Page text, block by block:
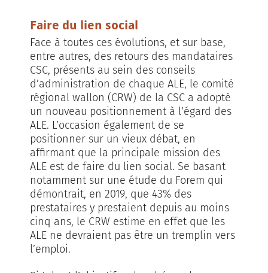
Faire du lien social
Face à toutes ces évolutions, et sur base,
entre autres, des retours des mandataires
CSC, présents au sein des conseils
d’administration de chaque ALE, le comité
régional wallon (CRW) de la CSC a adopté
un nouveau positionnement à l’égard des
ALE. L’occasion également de se
positionner sur un vieux débat, en
affirmant que la principale mission des
ALE est de faire du lien social. Se basant
notamment sur une étude du Forem qui
démontrait, en 2019, que 43% des
prestataires y prestaient depuis au moins
cinq ans, le CRW estime en effet que les
ALE ne devraient pas être un tremplin vers
l’emploi.